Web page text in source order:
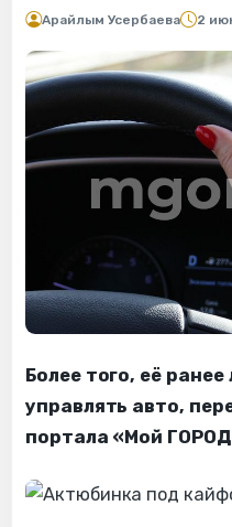
Арайлым Усербаева 2
Более того, её
управлять авто,
портала «Мой